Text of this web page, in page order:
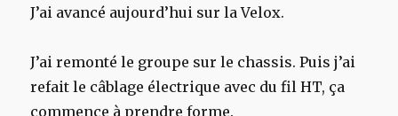
J’ai avancé aujourd’hui sur la Velox.
J’ai remonté le groupe sur le chassis. Puis j’ai
refait le câblage électrique avec du fil HT, ça
commence à prendre forme.